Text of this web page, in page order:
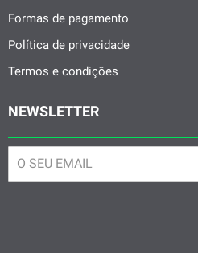
Formas de pagamento
Política de privacidade
Termos e condições
NEWSLETTER